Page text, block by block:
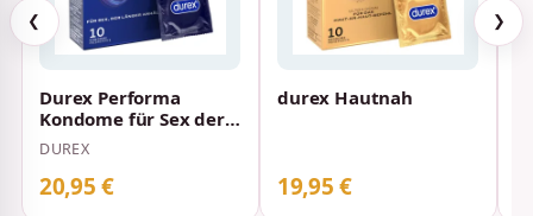
❮
Durex Performa
Kondome für Sex der
länger anhält 56 mm
10 Stück
DUREX
20,95 €
durex Hautnah
19,95 €
❯